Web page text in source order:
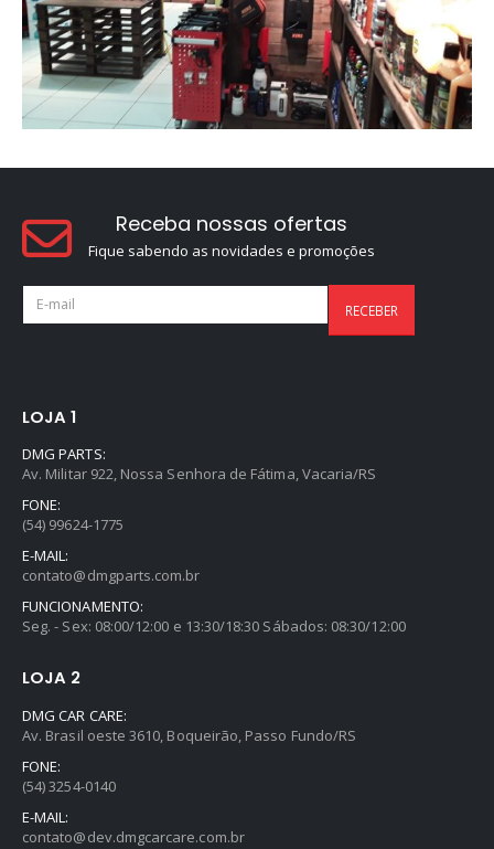
Receba nossas ofertas
Fique sabendo as novidades e promoções
LOJA 1
DMG PARTS:
Av. Militar 922, Nossa Senhora de Fátima, Vacaria/RS
FONE:
(54) 99624-1775
E-MAIL:
contato@dmgparts.com.br
FUNCIONAMENTO:
Seg. - Sex: 08:00/12:00 e 13:30/18:30 Sábados: 08:30/12:00
LOJA 2
DMG CAR CARE:
Av. Brasil oeste 3610, Boqueirão, Passo Fundo/RS
FONE:
(54) 3254-0140
E-MAIL:
contato@dev.dmgcarcare.com.br